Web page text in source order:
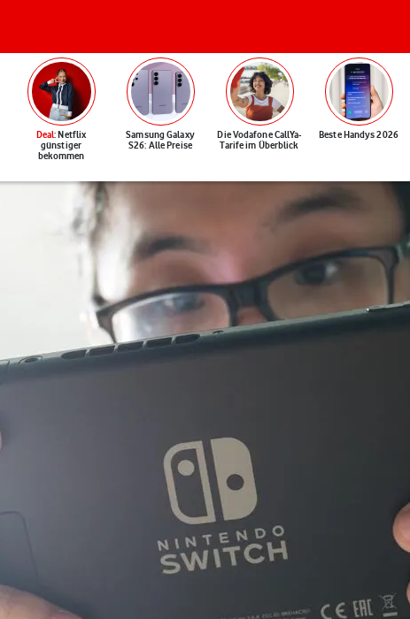
Deal: Netflix
günstiger
bekommen
Samsung Galaxy
S26: Alle Preise
Die Vodafone CallYa-
Tarife im Überblick
Beste Handys 2026